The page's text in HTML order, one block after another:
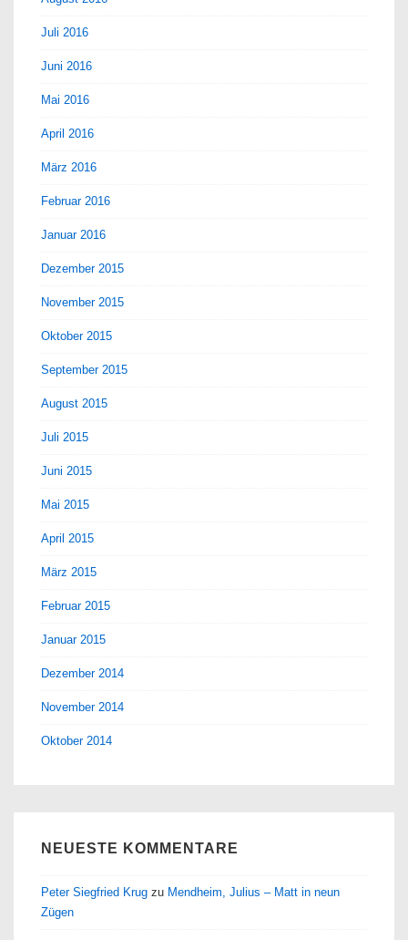
Juli 2016
Juni 2016
Mai 2016
April 2016
März 2016
Februar 2016
Januar 2016
Dezember 2015
November 2015
Oktober 2015
September 2015
August 2015
Juli 2015
Juni 2015
Mai 2015
April 2015
März 2015
Februar 2015
Januar 2015
Dezember 2014
November 2014
Oktober 2014
NEUESTE KOMMENTARE
Peter Siegfried Krug zu Mendheim, Julius – Matt in neun
Zügen